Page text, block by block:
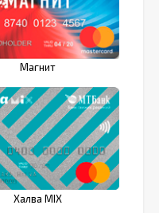
Магнит
Халва MIX